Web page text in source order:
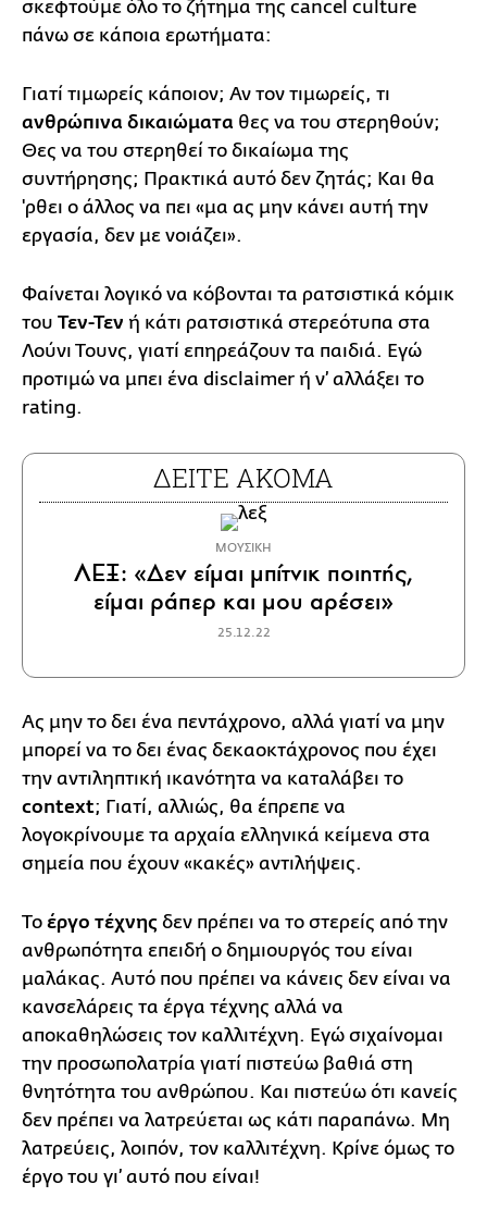
σκεφτούμε όλο το ζήτημα της cancel culture
πάνω σε κάποια ερωτήματα:
Γιατί τιμωρείς κάποιον; Αν τον τιμωρείς, τι
ανθρώπινα δικαιώματα θες να του στερηθούν;
Θες να του στερηθεί το δικαίωμα της
συντήρησης; Πρακτικά αυτό δεν ζητάς; Και θα
'ρθει ο άλλος να πει «μα ας μην κάνει αυτή την
εργασία, δεν με νοιάζει».
Φαίνεται λογικό να κόβονται τα ρατσιστικά κόμικ
του Τεν-Τεν ή κάτι ρατσιστικά στερεότυπα στα
Λούνι Τουνς, γιατί επηρεάζουν τα παιδιά. Εγώ
προτιμώ να μπει ένα disclaimer ή ν’ αλλάξει το
rating.
ΔΕΙΤΕ ΑΚΟΜΑ
ΜΟΥΣΙΚΗ
ΛΕΞ: «Δεν είμαι μπίτνικ ποιητής,
είμαι ράπερ και μου αρέσει»
25.12.22
Ας μην το δει ένα πεντάχρονο, αλλά γιατί να μην
μπορεί να το δει ένας δεκαοκτάχρονος που έχει
την αντιληπτική ικανότητα να καταλάβει το
context; Γιατί, αλλιώς, θα έπρεπε να
λογοκρίνουμε τα αρχαία ελληνικά κείμενα στα
σημεία που έχουν «κακές» αντιλήψεις.
Το έργο τέχνης δεν πρέπει να το στερείς από την
ανθρωπότητα επειδή ο δημιουργός του είναι
μαλάκας. Αυτό που πρέπει να κάνεις δεν είναι να
κανσελάρεις τα έργα τέχνης αλλά να
αποκαθηλώσεις τον καλλιτέχνη. Εγώ σιχαίνομαι
την προσωπολατρία γιατί πιστεύω βαθιά στη
θνητότητα του ανθρώπου. Και πιστεύω ότι κανείς
δεν πρέπει να λατρεύεται ως κάτι παραπάνω. Μη
λατρεύεις, λοιπόν, τον καλλιτέχνη. Κρίνε όμως το
έργο του γι’ αυτό που είναι!